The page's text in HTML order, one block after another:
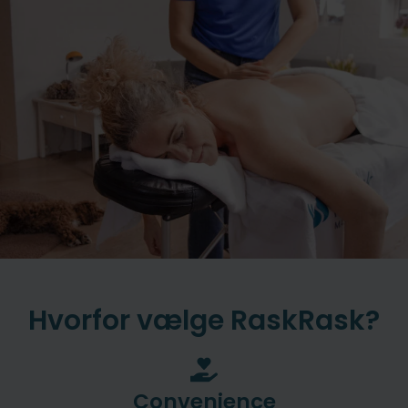
Hvorfor vælge RaskRask?
Convenience